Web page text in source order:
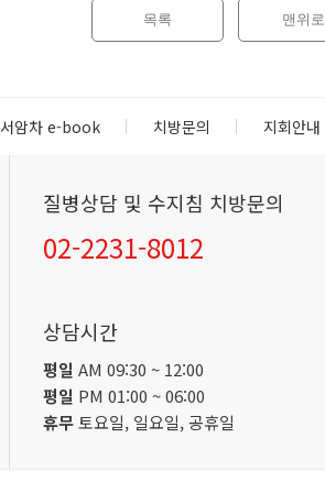
목록 맨위로
서암차 e-book 치방문의 지회안내
질병상담 및 수지침 치방문의
02-2231-8012
상담시간
평일 AM 09:30 ~ 12:00
평일 PM 01:00 ~ 06:00
휴무토요일, 일요일, 공휴일